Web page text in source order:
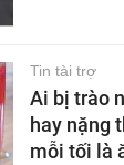
Tin tài trợ
Ai bị trào
hay nặng
mỗi tối là